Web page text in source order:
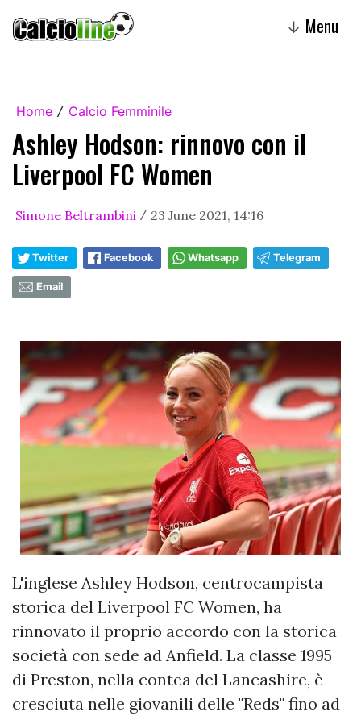
↓ Menu
Home / Calcio Femminile
Ashley Hodson: rinnovo con il
Liverpool FC Women
Simone Beltrambini / 23 June 2021, 14:16
Twitter Facebook Whatsapp Telegram
Email
L'inglese Ashley Hodson, centrocampista
storica del Liverpool FC Women, ha
rinnovato il proprio accordo con la storica
società con sede ad Anfield. La classe 1995
di Preston, nella contea del Lancashire, è
cresciuta nelle giovanili delle "Reds" fino ad